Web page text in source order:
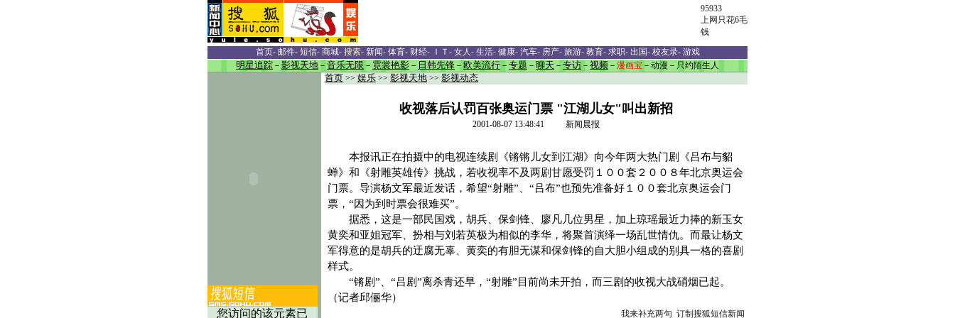
95933
上网只花6毛
钱
首页- 邮件- 短信- 商城- 搜索- 新闻- 体育- 财经- ＩＴ - 女人- 生活- 健康- 汽车- 房产- 旅游- 教育- 求职- 出国- 校友录- 游戏
明星追踪 － 影视天地 － 音乐无限 － 霓裳艳影 － 日韩先锋 － 欧美流行 － 专题 － 聊天 － 专访 － 视频 － 漫画宝 － 动漫 － 只约陌生人
首页 >> 娱乐 >> 影视天地 >> 影视动态
收视落后认罚百张奥运门票 "江湖儿女"叫出新招
2001-08-07 13:48:41 新闻晨报
本报讯正在拍摄中的电视连续剧《锵锵儿女到江湖》向今年两大热门剧《吕布与貂
蝉》和《射雕英雄传》挑战，若收视率不及两剧甘愿受罚１００套２００８年北京奥运会
门票。导演杨文军最近发话，希望“射雕”、“吕布”也预先准备好１００套北京奥运会门
票，“因为到时票会很难买”。
据悉，这是一部民国戏，胡兵、保剑锋、廖凡几位男星，加上琼瑶最近力捧的新玉女
黄奕和亚姐冠军、扮相与刘若英极为相似的李华，将聚首演绎一场乱世情仇。而最让杨文
军得意的是胡兵的迂腐无辜、黄奕的有胆无谋和保剑锋的自大胆小组成的别具一格的喜剧
样式。
“锵剧”、“吕剧”离杀青还早，“射雕”目前尚未开拍，而三剧的收视大战硝烟已起。
（记者邱俪华）
我来补充两句 订制搜狐短信新闻